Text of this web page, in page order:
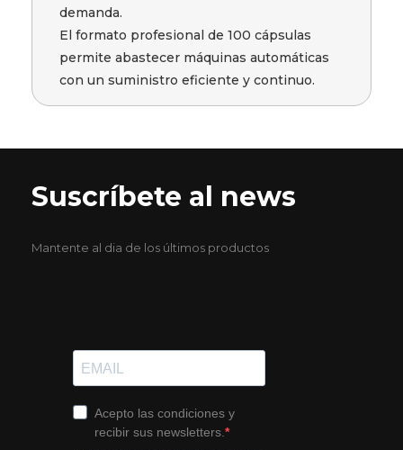
demanda.
El formato profesional de 100 cápsulas
permite abastecer máquinas automáticas
con un suministro eficiente y continuo.
Suscríbete al news
Mantente al dia de los últimos productos